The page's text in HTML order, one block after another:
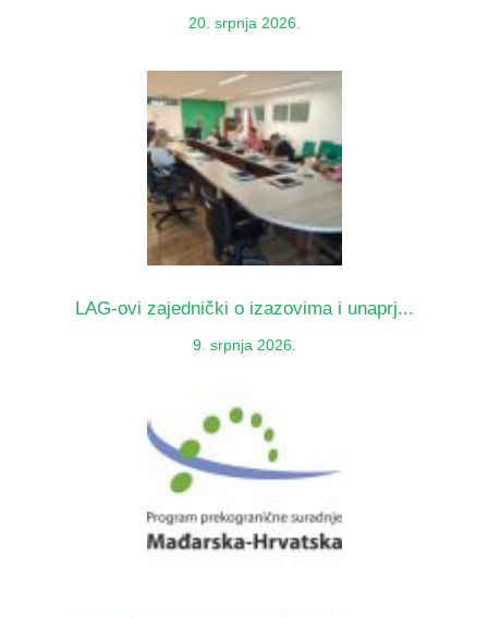
20. srpnja 2026.
LAG-ovi zajednički o izazovima i unaprj...
9. srpnja 2026.